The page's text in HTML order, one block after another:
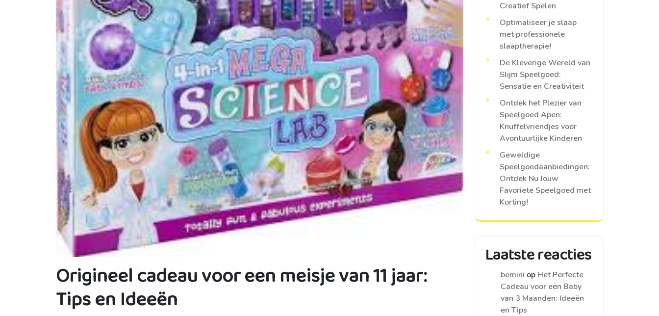
Origineel cadeau voor een meisje van 11 jaar:
Tips en Ideeën
Creatief Spelen
Optimaliseer je slaap
met professionele
slaaptherapie!
De Kleverige Wereld van
Slijm Speelgoed:
Sensatie en Creativiteit
Ontdek het Plezier van
Speelgoed Apen:
Knuffelvriendjes voor
Avontuurlijke Kinderen
Geweldige
Speelgoedaanbiedingen:
Ontdek Nu Jouw
Favoriete Speelgoed met
Korting!
Laatste reacties
bemini op Het Perfecte
Cadeau voor een Baby
van 3 Maanden: Ideeën
en Tips